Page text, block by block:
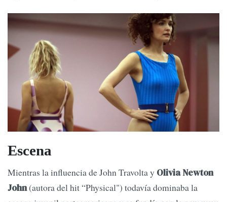
Escena
Mientras la influencia de John Travolta y Olivia Newton
John(autora del hit “Physical") todavía dominaba la